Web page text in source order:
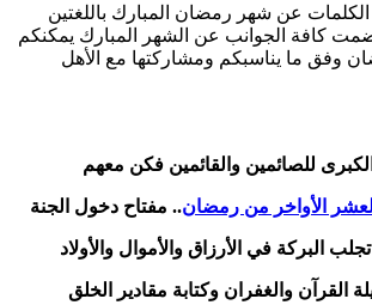
عن شهر رمضان المبارك باللغتين
ضمت كافة الجوانب عن الشهر المبارك يمكنكم
وفق ما يناسبكم ومشاركتها مع الأهل
للصائمين والقائمين فكن معهم
الأواخر من رمضان.. مفتاح دخول الجنة
البركة في الأرزاق والأموال والأولاد
القرآن والغفران وكتابة مقادير الخلق